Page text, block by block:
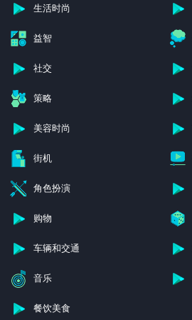
生活时尚
益智
社交
策略
美容时尚
街机
角色扮演
购物
车辆和交通
音乐
餐饮美食